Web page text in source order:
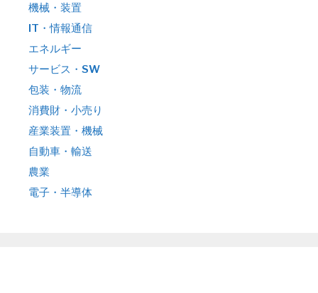
機械・装置
IT・情報通信
エネルギー
サービス・SW
包装・物流
消費財・小売り
産業装置・機械
自動車・輸送
農業
電子・半導体